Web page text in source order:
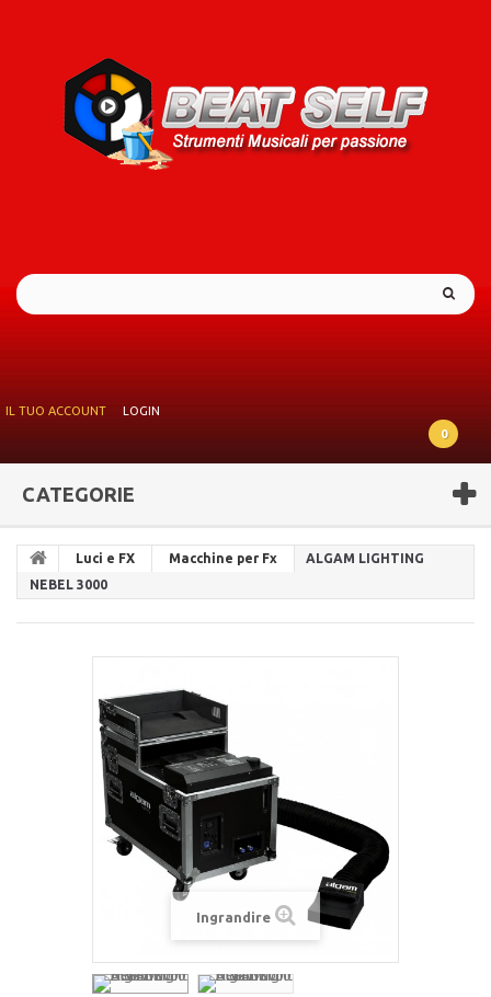
IL TUO ACCOUNT
LOGIN
0
CATEGORIE
Luci e FX Macchine per Fx
ALGAM LIGHTING
NEBEL 3000
Ingrandire